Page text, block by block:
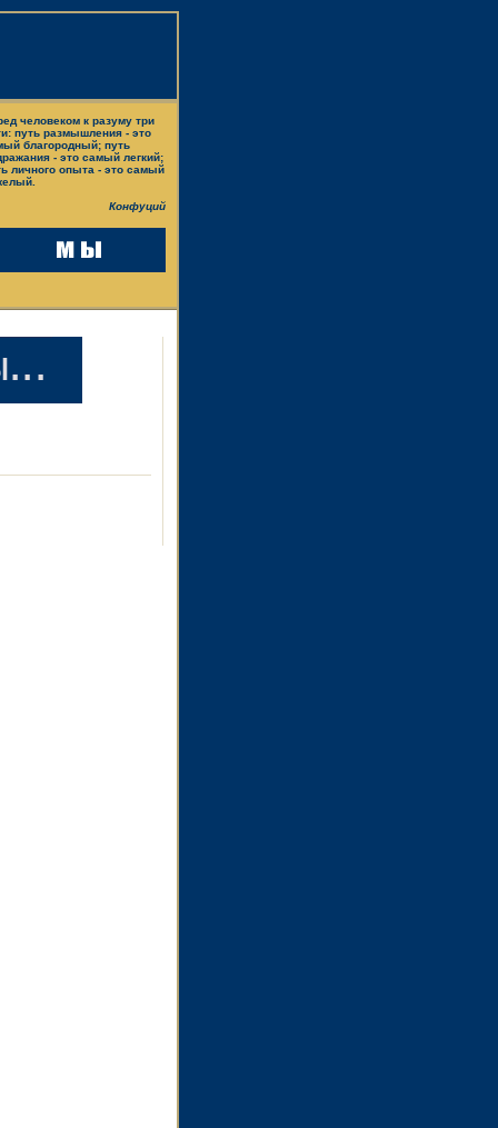
человеком к разуму три
путь размышления - это
благородный; путь
- это самый легкий;
личного опыта - это самый
Конфуций